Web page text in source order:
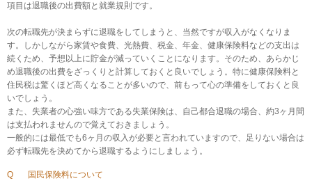
項目は退職後の出費額と就業規則です。
次の転職先が決まらずに退職をしてしまうと、当然ですが収入がなくなりま
す。しかしながら家賃や食費、光熱費、税金、年金、健康保険料などの支出は
続くため、予想以上に貯金が減っていくことになります。そのため、あらかじ
め退職後の出費をざっくりと計算しておくと良いでしょう。特に健康保険料と
住民税は驚くほど高くなることが多いので、前もって心の準備をしておくと良
いでしょう。
また、失業者の心強い味方である失業保険は、自己都合退職の場合、約3ヶ月間
は支払われませんので覚えておきましょう。
一般的には最低でも6ヶ月の収入が必要と言われていますので、足りない場合は
必ず転職先を決めてから退職するようにしましょう。
Q
国民保険料について